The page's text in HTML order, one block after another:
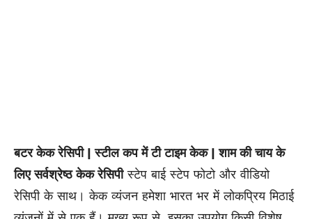
बटर केक रेसिपी | स्टील कप में टी टाइम केक | शाम की चाय के
लिए सर्वश्रेष्ठ केक रेसिपीस्टेप बाई स्टेप फोटो और वीडियो
रेसिपी के साथ। केक व्यंजन हमेशा भारत भर में लोकप्रिय मिठाई